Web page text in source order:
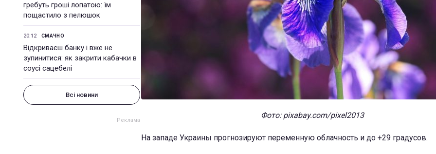
гребуть гроші лопатою: їм
пощастило з пелюшок
20:12 СМАЧНО
Відкриваєш банку і вже не
зупинитися: як закрити кабачки в
соусі сацебелі
Всі новини
Фото: pixabay.com/pixel2013
На западе Украины прогнозируют переменную облачность и до +29 градусов.